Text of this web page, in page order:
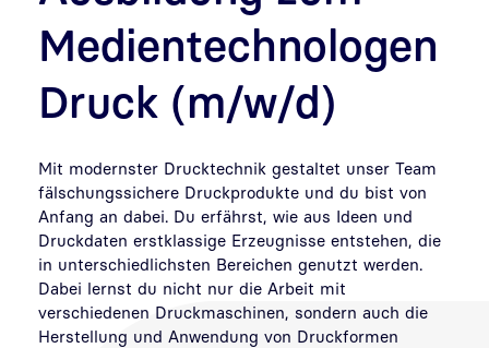
Medientechnologen
Druck (m/w/d)
Mit modernster Drucktechnik gestaltet unser Team
fälschungssichere Druckprodukte und du bist von
Anfang an dabei. Du erfährst, wie aus Ideen und
Druckdaten erstklassige Erzeugnisse entstehen, die
in unterschiedlichsten Bereichen genutzt werden.
Dabei lernst du nicht nur die Arbeit mit
verschiedenen Druckmaschinen, sondern auch die
Herstellung und Anwendung von Druckformen